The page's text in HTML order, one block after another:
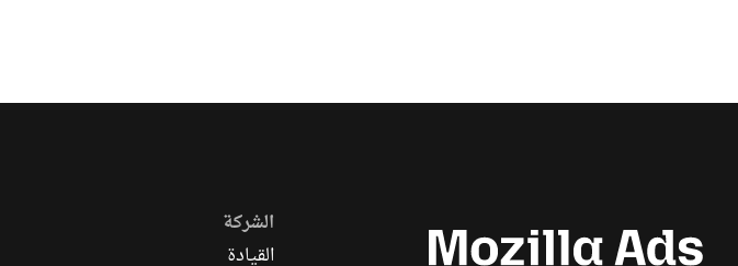
الشركة
القيادة